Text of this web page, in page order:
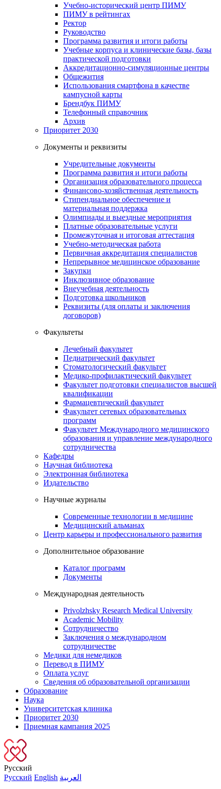
Учебно-исторический центр ПИМУ
ПИМУ в рейтингах
Ректор
Руководство
Программа развития и итоги работы
Учебные корпуса и клинические базы, базы
практической подготовки
Аккредитационно-симуляционные центры
Общежития
Использования смартфона в качестве
кампусной карты
Брендбук ПИМУ
Телефонный справочник
Архив
Приоритет 2030
Документы и реквизиты
Учредительные документы
Программа развития и итоги работы
Организация образовательного процесса
Финансово-хозяйственная деятельность
Стипендиальное обеспечение и
материальная поддержка
Олимпиады и выездные мероприятия
Платные образовательные услуги
Промежуточная и итоговая аттестация
Учебно-методическая работа
Первичная аккредитация специалистов
Непрерывное медицинское образование
Закупки
Инклюзивное образование
Внеучебная деятельность
Подготовка школьников
Реквизиты (для оплаты и заключения
договоров)
Факультеты
Лечебный факультет
Педиатрический факультет
Стоматологический факультет
Медико-профилактический факультет
Факультет подготовки специалистов высшей
квалификации
Фармацевтический факультет
Факультет сетевых образовательных
программ
Факультет Международного медицинского
образования и управление международного
сотрудничества
Кафедры
Научная библиотека
Электронная библиотека
Издательство
Научные журналы
Современные технологии в медицине
Медицинский альманах
Центр карьеры и профессионального развития
Дополнительное образование
Каталог программ
Документы
Международная деятельность
Privolzhsky Research Medical University
Academic Mobility
Сотрудничество
Заключения о международном
сотрудничестве
Медики для немедиков
Перевод в ПИМУ
Оплата услуг
Сведения об образовательной организации
Образование
Наука
Университетская клиника
Приоритет 2030
Приемная кампания 2025
Русский
Русский English العربية